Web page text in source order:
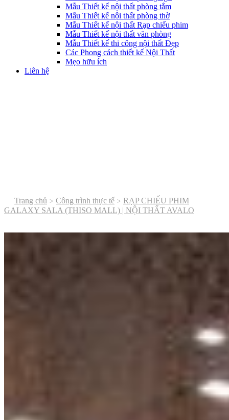
Mẫu Thiết kế nội thất phòng tắm
Mẫu Thiết kế nội thất phòng thờ
Mẫu Thiết kế nội thất Rạp chiếu phim
Mẫu Thiết kế nội thất văn phòng
Mẫu Thiết kế thi công nội thất Đẹp
Các Phong cách thiết kế Nội Thất
Mẹo hữu ích
Liên hệ
Trang chủ Công trình thực tế
RẠP CHIẾU PHIM
GALAXY SALA (THISO MALL) | NỘI THẤT AVALO